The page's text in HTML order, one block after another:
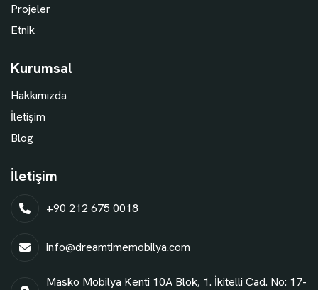
Projeler
Etnik
Kurumsal
Hakkımızda
İletişim
Blog
İletişim
+90 212 675 0018
info@dreamtimemobilya.com
Masko Mobilya Kenti 10A Blok, 1. İkitelli Cad. No: 17-